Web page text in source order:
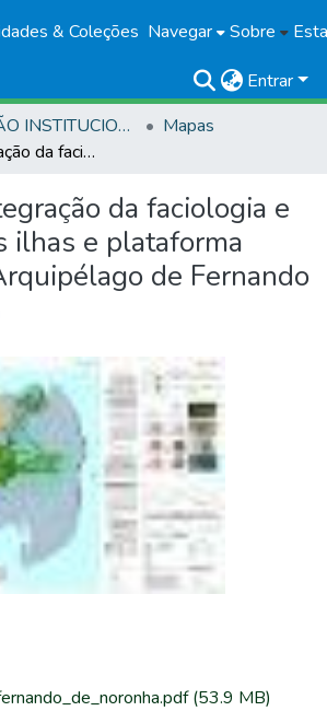
& Coleções Navegar Sobre
Entrar
PRODUÇÃO INSTITUCIONAL
Mapas
Mapa de integração da faciologia e litologia das ilhas e plataforma insular do Arquipélago de Fernando de Noronha
da faciologia e
ilhas e plataforma
de Fernando
(53.9 MB)